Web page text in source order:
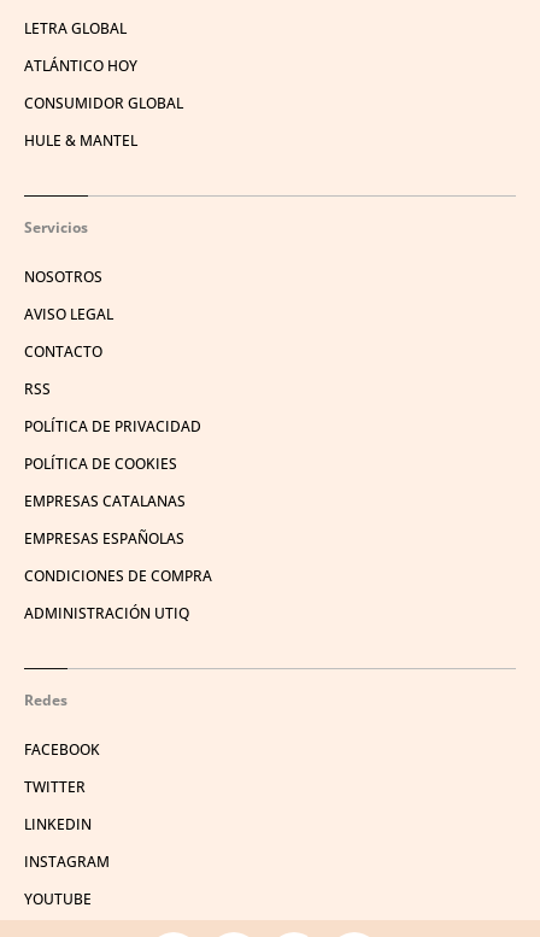
LETRA GLOBAL
ATLÁNTICO HOY
CONSUMIDOR GLOBAL
HULE & MANTEL
Servicios
NOSOTROS
AVISO LEGAL
CONTACTO
RSS
POLÍTICA DE PRIVACIDAD
POLÍTICA DE COOKIES
EMPRESAS CATALANAS
EMPRESAS ESPAÑOLAS
CONDICIONES DE COMPRA
ADMINISTRACIÓN UTIQ
Redes
FACEBOOK
TWITTER
LINKEDIN
INSTAGRAM
YOUTUBE